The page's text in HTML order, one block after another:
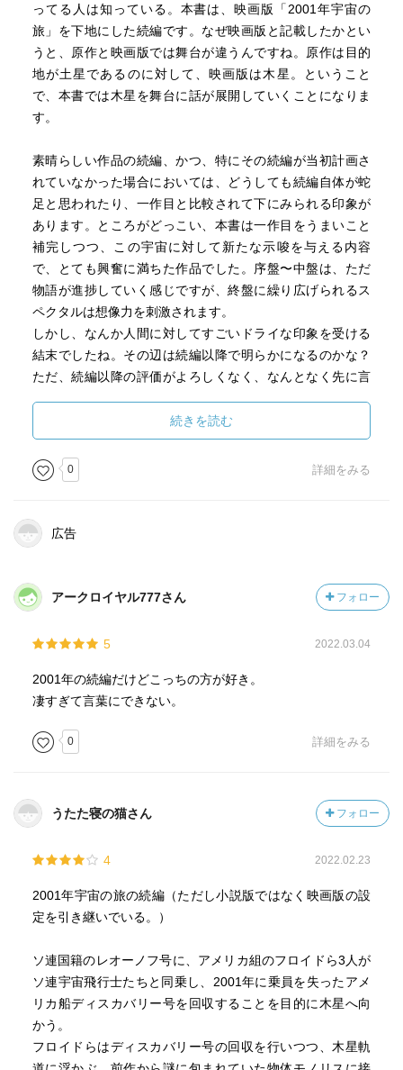
ってる人は知っている。本書は、映画版「2001年宇宙の
旅」を下地にした続編です。なぜ映画版と記載したかとい
うと、原作と映画版では舞台が違うんですね。原作は目的
地が土星であるのに対して、映画版は木星。ということ
で、本書では木星を舞台に話が展開していくことになりま
す。
素晴らしい作品の続編、かつ、特にその続編が当初計画さ
れていなかった場合においては、どうしても続編自体が蛇
足と思われたり、一作目と比較されて下にみられる印象が
あります。ところがどっこい、本書は一作目をうまいこと
補完しつつ、この宇宙に対して新たな示唆を与える内容
で、とても興奮に満ちた作品でした。序盤〜中盤は、ただ
物語が進捗していく感じですが、終盤に繰り広げられるス
ペクタルは想像力を刺激されます。
しかし、なんか人間に対してすごいドライな印象を受ける
結末でしたね。その辺は続編以降で明らかになるのかな？
ただ、続編以降の評価がよろしくなく、なんとなく先に言
続きを読む
0 詳細をみる
広告
アークロイヤル777さん フォロー
5 2022.03.04
2001年の続編だけどこっちの方が好き。
凄すぎて言葉にできない。
0 詳細をみる
うたた寝の猫さん フォロー
4 2022.02.23
2001年宇宙の旅の続編（ただし小説版ではなく映画版の設
定を引き継いでいる。）
ソ連国籍のレオーノフ号に、アメリカ組のフロイドら3人が
ソ連宇宙飛行士たちと同乗し、2001年に乗員を失ったアメ
リカ船ディスカバリー号を回収することを目的に木星へ向
かう。
フロイドらはディスカバリー号の回収を行いつつ、木星軌